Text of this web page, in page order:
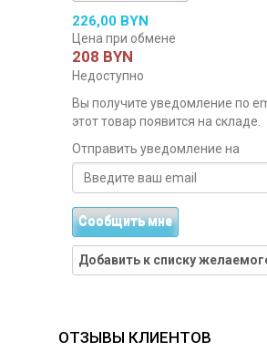
226,00 BYN
Цена при обмене
208 BYN
Недоступно
Вы получите уведомление по
этот товар появится на складе.
Отправить уведомление на
Сообщить мне
Добавить к списку
ОТЗЫВЫ КЛИЕНТОВ